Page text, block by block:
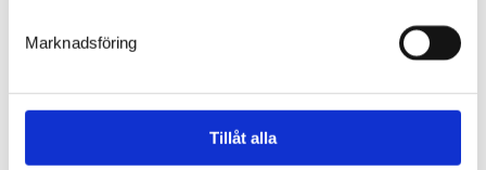
Marknadsföring
Tillåt alla